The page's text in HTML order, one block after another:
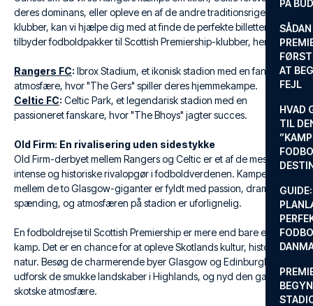
PÅ
AT
FEJL
HVAD
TIL
deres dominans, eller opleve en af de andre traditionsrige
klubber, kan vi hjælpe dig med at finde de perfekte billetter. Vi
tilbyder fodboldpakker til Scottish Premiership-klubber, herunder:
Rangers FC: Ibrox Stadium, et ikonisk stadion med en fantastisk
atmosfære, hvor "The Gers" spiller deres hjemmekampe.
Celtic FC: Celtic Park, et legendarisk stadion med en
passioneret fanskare, hvor "The Bhoys" jagter succes.
Old Firm: En rivalisering uden sidestykke
Old Firm-derbyet mellem Rangers og Celtic er et af de mest
intense og historiske rivalopgør i fodboldverdenen. Kampene
mellem de to Glasgow-giganter er fyldt med passion, drama og
spænding, og atmosfæren på stadion er uforlignelig.
En fodboldrejse til Scottish Premiership er mere end bare en
kamp. Det er en chance for at opleve Skotlands kultur, historie og
natur. Besøg de charmerende byer Glasgow og Edinburgh,
udforsk de smukke landskaber i Highlands, og nyd den gæstfrie
skotske atmosfære.